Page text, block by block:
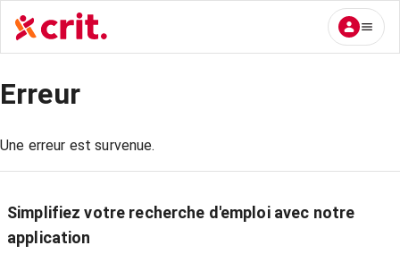
Erreur
Une erreur est survenue.
Simplifiez votre recherche d'emploi avec notre
application